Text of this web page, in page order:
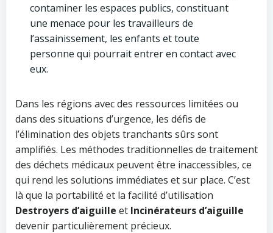
contaminer les espaces publics, constituant
une menace pour les travailleurs de
l’assainissement, les enfants et toute
personne qui pourrait entrer en contact avec
eux.
Dans les régions avec des ressources limitées ou
dans des situations d’urgence, les défis de
l’élimination des objets tranchants sûrs sont
amplifiés. Les méthodes traditionnelles de traitement
des déchets médicaux peuvent être inaccessibles, ce
qui rend les solutions immédiates et sur place. C’est
là que la portabilité et la facilité d’utilisation
Destroyers d’aiguille et Incinérateurs d’aiguille
devenir particulièrement précieux.